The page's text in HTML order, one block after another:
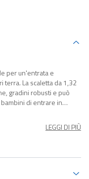
per un'entrata e
terra. La scaletta da 1,32
gradini robusti e può
di entrare in
LEGGI DI PIÙ